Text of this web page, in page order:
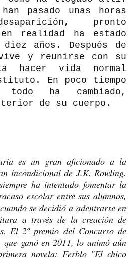
pasado unas horas
pronto
realidad ha estado
años. Después de
y reunirse con su
hacer vida normal
En poco tiempo
todo ha cambiado,
de su cuerpo.
es un gran aficionado a la
incondicional de J.K. Rowling.
ha intentado fomentar la
escolar entre sus alumnos,
se decidió a adentrarse en
a través de la creación de
El 2º premio del Concurso de
ganó en 2011, lo animó aún
novela: Ferblo "El chico